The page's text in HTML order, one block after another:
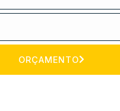
ORÇAMENTO